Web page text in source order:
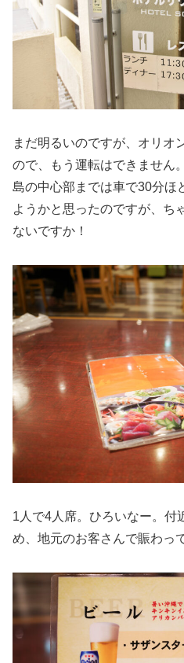
まだ明るいのですが、オリオ
ので、もう運転はできません
島の中心部までは車で30分ほ
ようかと思ったのですが、ち
ないですか！
1人で4人席。ひろいなー。付
め、地元のお客さんで賑わっ